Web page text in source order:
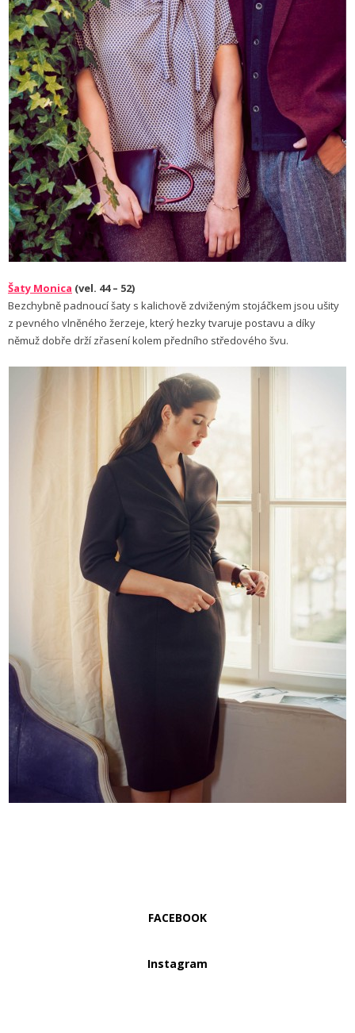
Šaty Monica (vel. 44 – 52)
Bezchybně padnoucí šaty s kalichově zdviženým stojáčkem jsou ušity
z pevného vlněného žerzeje, který hezky tvaruje postavu a díky
němuž dobře drží zřasení kolem předního středového švu.
FACEBOOK
Instagram